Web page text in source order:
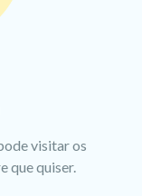
visitar os
que quiser.